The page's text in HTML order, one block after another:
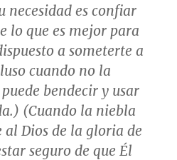
necesidad es confiar
lo que es mejor para
a someterte a
cuando no la
bendecir y usar
(Cuando la niebla
al Dios de la gloria de
seguro de que Él